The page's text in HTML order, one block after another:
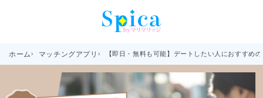
ホーム マッチングアプリ 【即日・無料も可能】デートしたい人におすすめ